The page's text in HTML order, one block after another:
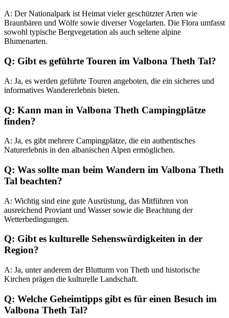
A: Der Nationalpark ist Heimat vieler geschützter Arten wie
Braunbären und Wölfe sowie diverser Vogelarten. Die Flora umfasst
sowohl typische Bergvegetation als auch seltene alpine
Blumenarten.
Q: Gibt es geführte Touren im Valbona Theth Tal?
A: Ja, es werden geführte Touren angeboten, die ein sicheres und
informatives Wandererlebnis bieten.
Q: Kann man in Valbona Theth Campingplätze
finden?
A: Ja, es gibt mehrere Campingplätze, die ein authentisches
Naturerlebnis in den albanischen Alpen ermöglichen.
Q: Was sollte man beim Wandern im Valbona Theth
Tal beachten?
A: Wichtig sind eine gute Ausrüstung, das Mitführen von
ausreichend Proviant und Wasser sowie die Beachtung der
Wetterbedingungen.
Q: Gibt es kulturelle Sehenswürdigkeiten in der
Region?
A: Ja, unter anderem der Blutturm von Theth und historische
Kirchen prägen die kulturelle Landschaft.
Q: Welche Geheimtipps gibt es für einen Besuch im
Valbona Theth Tal?